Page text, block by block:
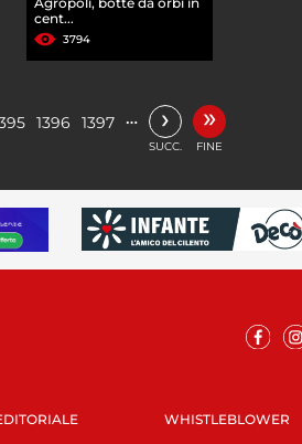
cent...
3794
1396 1397 … ›
SUCC.
»
FINE
WHISTLEBLOWER